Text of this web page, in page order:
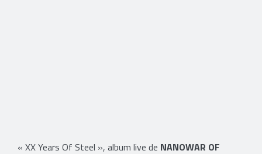
« XX Years Of Steel », album live de NANOWAR OF